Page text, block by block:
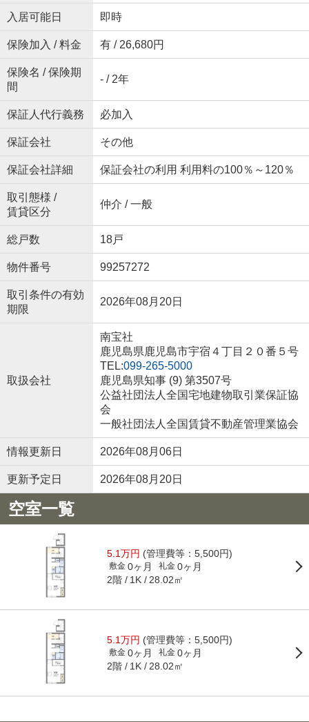
入居可能日 即時
保険加入 / 料金 有 / 26,680円
保険名 / 保険期
間
- / 2年
保証人代行義務 必加入
保証会社 その他
保証会社詳細 保証会社の利用 利用料の100％～120％
取引態様 /
賃貸区分
仲介 / 一般
総戸数 18戸
物件番号 99257272
取引条件の有効
期限
2026年08月20日
取扱会社
南宝社
鹿児島県鹿児島市宇宿４丁目２０番５号
TEL:099-265-5000
鹿児島県知事 (9) 第3507号
公益社団法人全国宅地建物取引業保証協
会
一般社団法人全国賃貸不動産管理業協会
情報更新日 2026年08月06日
更新予定日 2026年08月20日
空室一覧
5.1万円 (管理費等：5,500円)
敷金 0ヶ月 礼金 0ヶ月
2階 1K 28.02㎡
5.1万円 (管理費等：5,500円)
敷金 0ヶ月 礼金 0ヶ月
2階 1K 28.02㎡